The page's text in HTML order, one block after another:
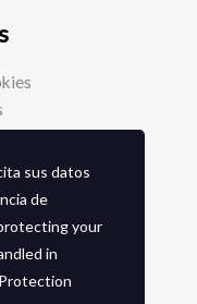
sus datos
de
your
in